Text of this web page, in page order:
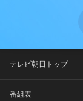
テレビ朝日トップ
番組表